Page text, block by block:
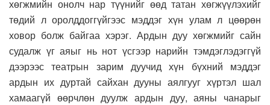
хөгжмийн онолч нар түүнийг өөд татан хөгжүүлэхийг
төдий л оролддоггүйгээс мэддэг хүн улам л цөөрөн
ховор болж байгаа хэрэг. Ардын дуу хөгжмийг сайн
судалж үг аяыг нь нот үсгээр нарийн тэмдэглэдэггүй
дээрээс театрын зарим дуучид хүн бүхний мэддэг
ардын их дуртай сайхан дууны аялгууг хүртэл шал
хамаагүй өөрчлөн дуулж ардын дуу, аяны чанарыг